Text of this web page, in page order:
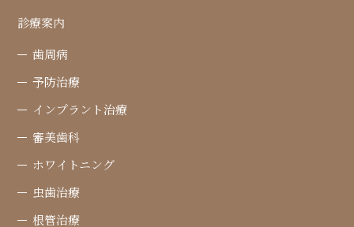
診療案内
歯周病
予防治療
インプラント治療
審美歯科
ホワイトニング
虫歯治療
根管治療